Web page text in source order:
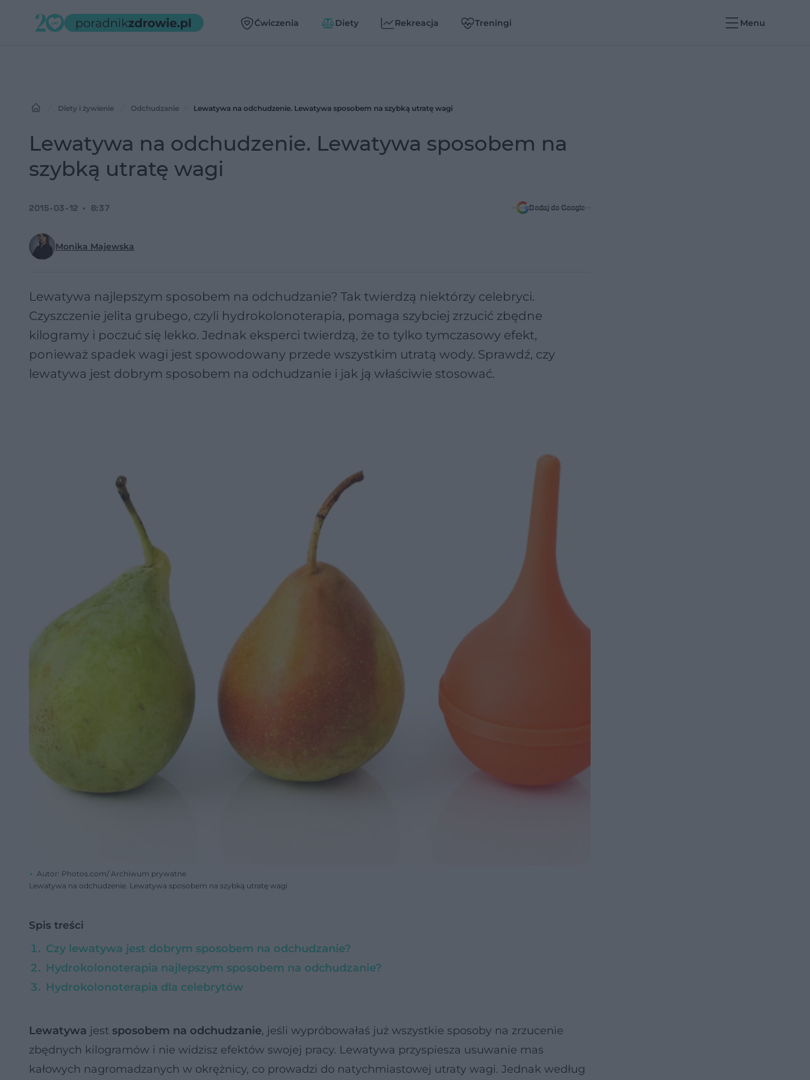
Ćwiczenia Diety Rekreacja Treningi Menu
Diety i żywienie Odchudzanie Lewatywa na odchudzenie. Lewatywa sposobem na szybką utratę wagi
Lewatywa na odchudzenie. Lewatywa sposobem na
szybką utratę wagi
Monika Majewska
2015-03-12 8:37 Dodaj do Google
Lewatywa najlepszym sposobem na odchudzanie? Tak twierdzą niektórzy celebryci.
Czyszczenie jelita grubego, czyli hydrokolonoterapia, pomaga szybciej zrzucić zbędne
kilogramy i poczuć się lekko. Jednak eksperci twierdzą, że to tylko tymczasowy efekt,
ponieważ spadek wagi jest spowodowany przede wszystkim utratą wody. Sprawdź, czy
lewatywa jest dobrym sposobem na odchudzanie i jak ją właściwie stosować.
Autor: Photos.com/ Archiwum prywatne
Lewatywa na odchudzenie. Lewatywa sposobem na szybką utratę wagi
Spis treści
Czy lewatywa jest dobrym sposobem na odchudzanie?
Hydrokolonoterapia najlepszym sposobem na odchudzanie?
Hydrokolonoterapia dla celebrytów
Lewatywa jest sposobem na odchudzanie, jeśli wypróbowałaś już wszystkie sposoby na zrzucenie
zbędnych kilogramów i nie widzisz efektów swojej pracy. Lewatywa przyspiesza usuwanie mas
kałowych nagromadzanych w okrężnicy, co prowadzi do natychmiastowej utraty wagi. Jednak według